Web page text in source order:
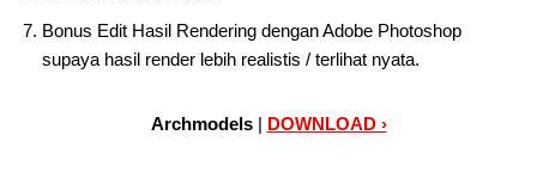
Bonus Edit Hasil Rendering dengan Adobe Photoshop
supaya hasil render lebih realistis / terlihat nyata.
Archmodels | DOWNLOAD ›